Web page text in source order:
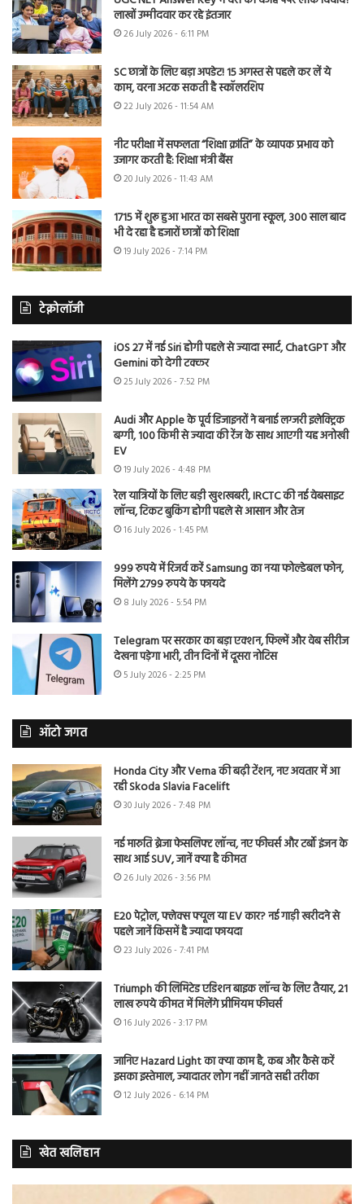
लाखों उम्मीदवार कर रहे इंतजार
26 July 2026 - 6:11 PM
SC छात्रों के लिए बड़ा अपडेट! 15 अगस्त से पहले कर लें ये
काम, वरना अटक सकती है स्कॉलरशिप
22 July 2026 - 11:54 AM
नीट परीक्षा में सफलता “शिक्षा क्रांति” के व्यापक प्रभाव को
उजागर करती है: शिक्षा मंत्री बैंस
20 July 2026 - 11:43 AM
1715 में शुरू हुआ भारत का सबसे पुराना स्कूल, 300 साल बाद
भी दे रहा है हजारों छात्रों को शिक्षा
19 July 2026 - 7:14 PM
टेक्नोलॉजी
iOS 27 में नई Siri होगी पहले से ज्यादा स्मार्ट, ChatGPT और
Gemini को देगी टक्कर
25 July 2026 - 7:52 PM
Audi और Apple के पूर्व डिजाइनरों ने बनाई लग्जरी इलेक्ट्रिक
बग्गी, 100 किमी से ज्यादा की रेंज के साथ आएगी यह अनोखी
EV
19 July 2026 - 4:48 PM
रेल यात्रियों के लिए बड़ी खुशखबरी, IRCTC की नई वेबसाइट
लॉन्च, टिकट बुकिंग होगी पहले से आसान और तेज
16 July 2026 - 1:45 PM
999 रुपये में रिजर्व करें Samsung का नया फोल्डेबल फोन,
मिलेंगे 2799 रुपये के फायदे
8 July 2026 - 5:54 PM
Telegram पर सरकार का बड़ा एक्शन, फिल्में और वेब सीरीज
देखना पड़ेगा भारी, तीन दिनों में दूसरा नोटिस
5 July 2026 - 2:25 PM
ऑटो जगत
Honda City और Verna की बढ़ी टेंशन, नए अवतार में आ
रही Skoda Slavia Facelift
30 July 2026 - 7:48 PM
नई मारुति ब्रेजा फेसलिफ्ट लॉन्च, नए फीचर्स और टर्बो इंजन के
साथ आई SUV, जानें क्या है कीमत
26 July 2026 - 3:56 PM
E20 पेट्रोल, फ्लेक्स फ्यूल या EV कार? नई गाड़ी खरीदने से
पहले जानें किसमें है ज्यादा फायदा
23 July 2026 - 7:41 PM
Triumph की लिमिटेड एडिशन बाइक लॉन्च के लिए तैयार, 21
लाख रुपये कीमत में मिलेंगे प्रीमियम फीचर्स
16 July 2026 - 3:17 PM
जानिए Hazard Light का क्या काम है, कब और कैसे करें
इसका इस्तेमाल, ज्यादातर लोग नहीं जानते सही तरीका
12 July 2026 - 6:14 PM
खेत खलिहान